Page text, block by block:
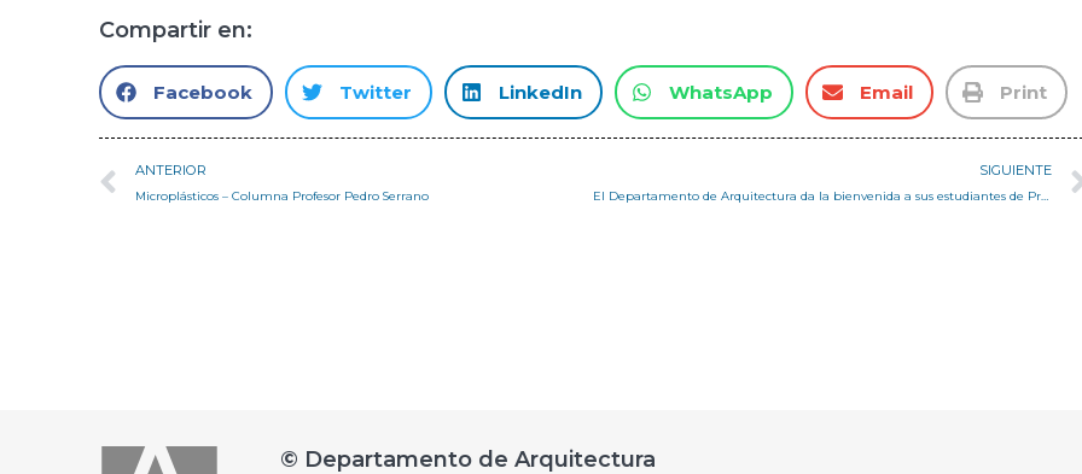
Compartir en:
Facebook Twitter LinkedIn WhatsApp Email Print
ANTERIOR
Microplásticos – Columna Profesor Pedro Serrano
SIGUIENTE
© Departamento de Arquitectura